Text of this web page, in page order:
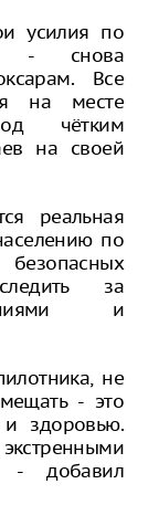
усилия по
- снова
Все
на месте
чётким
на своей
реальная
по
за
и
не
- это
здоровью.
- добавил